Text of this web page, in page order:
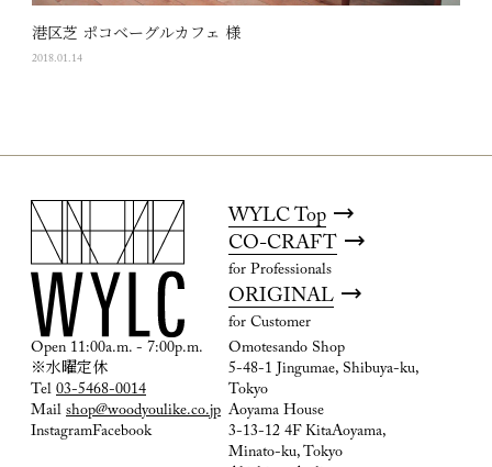
港区芝 ポコベーグルカフェ 様
2018.01.14
WYLC Top
CO-CRAFT
for Professionals
ORIGINAL
for Customer
Open 11:00a.m. - 7:00p.m.
※水曜定休
Tel 03-5468-0014
Mail shop@woodyoulike.co.jp
InstagramFacebook
Omotesando Shop
5-48-1 Jingumae, Shibuya-ku,
Tokyo
Aoyama House
3-13-12 4F KitaAoyama,
Minato-ku, Tokyo